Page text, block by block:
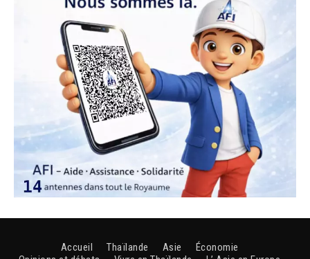
Accueil Thaïlande Asie
Économie